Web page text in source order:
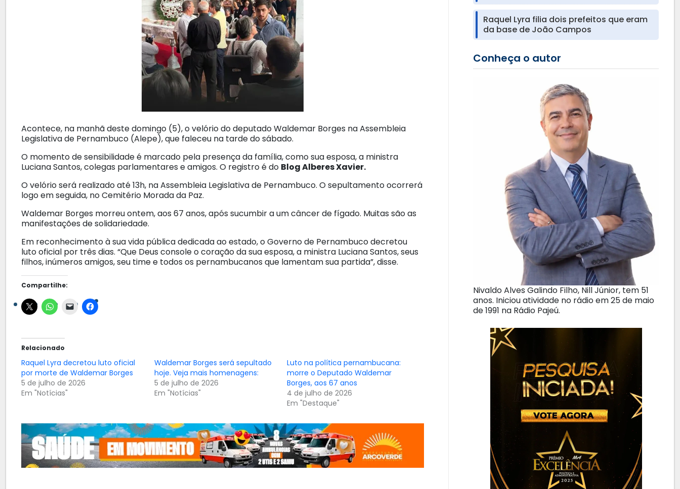
Acontece, na manhã deste domingo (5), o velório do deputado Waldemar Borges na Assembleia
Legislativa de Pernambuco (Alepe), que faleceu na tarde do sábado.
O momento de sensibilidade é marcado pela presença da família, como sua esposa, a ministra
Luciana Santos, colegas parlamentares e amigos. O registro é do Blog Alberes Xavier.
O velório será realizado até 13h, na Assembleia Legislativa de Pernambuco. O sepultamento ocorrerá
logo em seguida, no Cemitério Morada da Paz.
Waldemar Borges morreu ontem, aos 67 anos, após sucumbir a um câncer de fígado. Muitas são as
manifestações de solidariedade.
Em reconhecimento à sua vida pública dedicada ao estado, o Governo de Pernambuco decretou
luto oficial por três dias. “Que Deus console o coração da sua esposa, a ministra Luciana Santos, seus
filhos, inúmeros amigos, seu time e todos os pernambucanos que lamentam sua partida”, disse.
Compartilhe:
Relacionado
Raquel Lyra decretou luto oficial
por morte de Waldemar Borges
5 de julho de 2026
Em "Notícias"
Waldemar Borges será sepultado
hoje. Veja mais homenagens:
5 de julho de 2026
Em "Notícias"
Luto na política pernambucana:
morre o Deputado Waldemar
Borges, aos 67 anos
4 de julho de 2026
Em "Destaque"
Raquel Lyra filia dois prefeitos que eram
da base de João Campos
Conheça o autor
Nivaldo Alves Galindo Filho, Nill Júnior, tem 51
anos. Iniciou atividade no rádio em 25 de maio
de 1991 na Rádio Pajeú.